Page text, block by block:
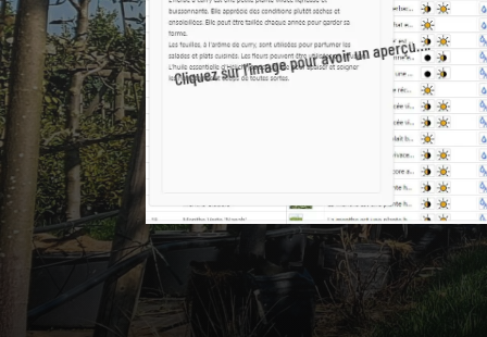
Cliquez sur l’image pour avoir un aperçu….